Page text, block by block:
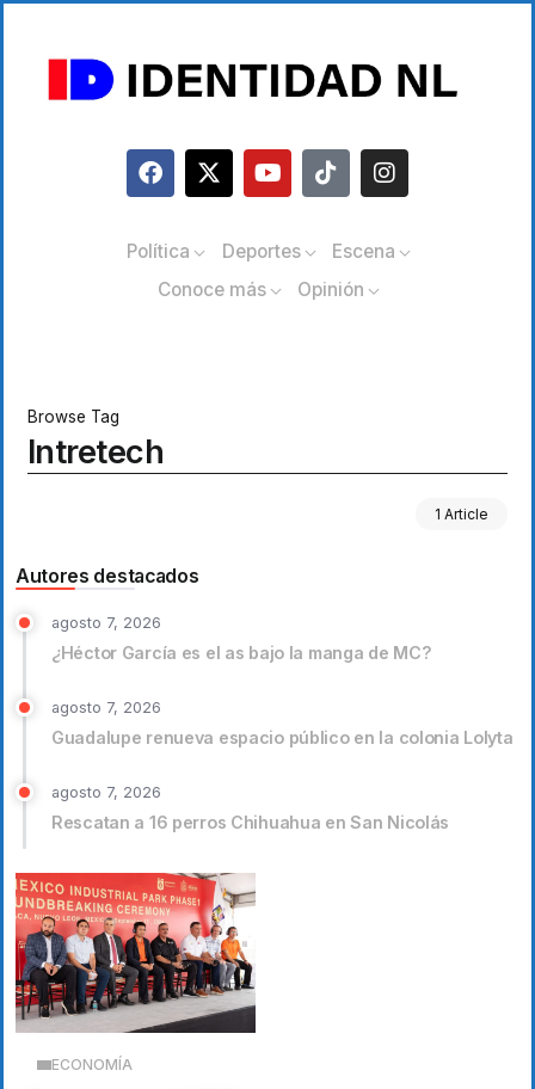
Política Deportes
Escena
Conoce más
Opinión
Browse Tag
Intretech
1 Article
Autores destacados
agosto 7, 2026
¿Héctor García es el as bajo la manga de MC?
agosto 7, 2026
Guadalupe renueva espacio público en la colonia Lolyta
agosto 7, 2026
Rescatan a 16 perros Chihuahua en San Nicolás
ECONOMÍA